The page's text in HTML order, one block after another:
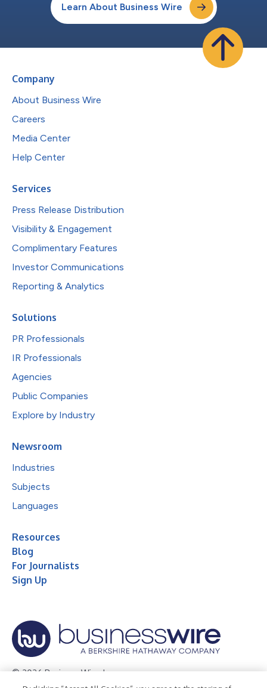
Learn About Business Wire
Company
About Business Wire
Careers
Media Center
Help Center
Services
Press Release Distribution
Visibility & Engagement
Complimentary Features
Investor Communications
Reporting & Analytics
Solutions
PR Professionals
IR Professionals
Agencies
Public Companies
Explore by Industry
Newsroom
Industries
Subjects
Languages
Resources
Blog
For Journalists
Sign Up
© 2026 Business Wire, Inc.